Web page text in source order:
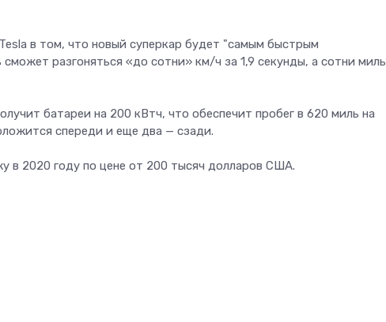
в том, что новый суперкар будет "самым быстрым
разгоняться «до сотни» км/ч за 1,9 секунды, а сотни миль
батареи на 200 кВтч, что обеспечит пробег в 620 миль на
спереди и еще два — сзади.
в 2020 году по цене от 200 тысяч долларов США.